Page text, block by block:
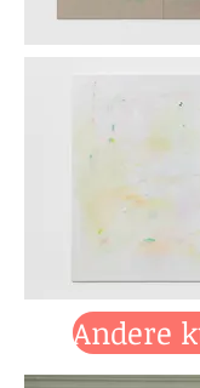
Andere